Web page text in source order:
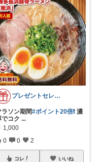
プレゼントセレクト館024
ラソン期間#ポイント20倍❗ 濃
でコク ...
1,000
0 0 2
コレ いいね